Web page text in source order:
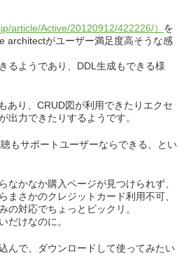
article/Active/20120912/422226/） を
architectがユーザー満足度高そうな感
るようであり、DDL生成もできる様
あり、CRUD図が利用できたりエクセ
出力できたりするようです。
もサポートユーザーならできる、とい
なかなか購入ページが見つけられず、
まさかのクレジットカード利用不可、
の対応でちょっとビックリ。
だけなのに。
んで、ダウンロードして使ってみたい